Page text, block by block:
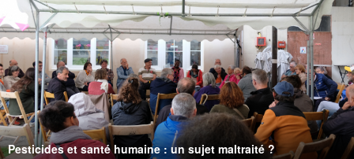
Pesticides et santé humaine : un sujet maltraité ?